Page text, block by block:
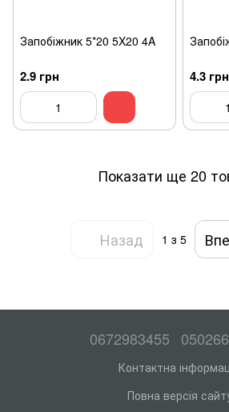
Запобіжник 5*20 5X20 4A
2.9 грн 4.3 грн
Показати ще 20
Назад 1 з 5
0672983455
Контактна
Повна версія